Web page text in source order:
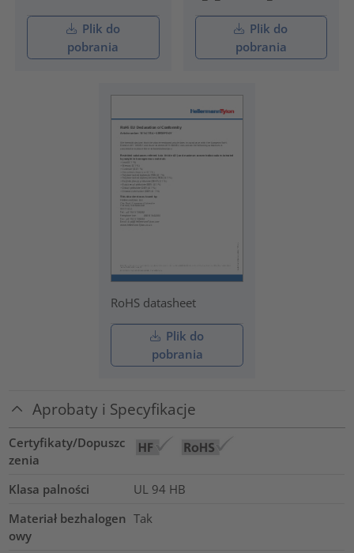
Plik do
pobrania
Plik do
pobrania
RoHS datasheet
Plik do
pobrania
Aprobaty i Specyfikacje
Certyfikaty/Dopuszc
zenia
Klasa palności
UL 94 HB
Materiał bezhalogen
owy
Tak